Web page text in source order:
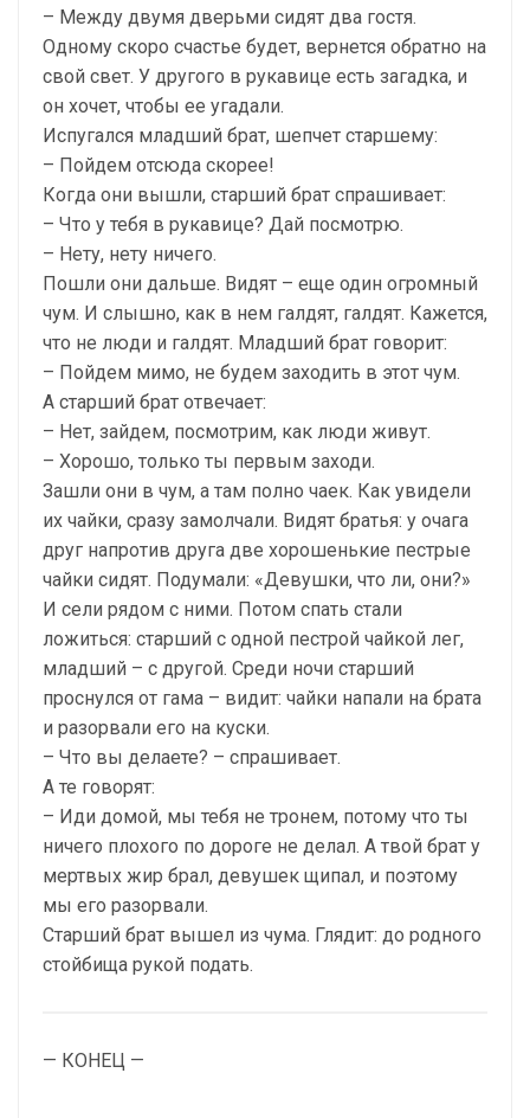
– Между двумя дверьми сидят два гостя.
Одному скоро счастье будет, вернется обратно на
свой свет. У другого в рукавице есть загадка, и
он хочет, чтобы ее угадали.
Испугался младший брат, шепчет старшему:
– Пойдем отсюда скорее!
Когда они вышли, старший брат спрашивает:
– Что у тебя в рукавице? Дай посмотрю.
– Нету, нету ничего.
Пошли они дальше. Видят – еще один огромный
чум. И слышно, как в нем галдят, галдят. Кажется,
что не люди и галдят. Младший брат говорит:
– Пойдем мимо, не будем заходить в этот чум.
А старший брат отвечает:
– Нет, зайдем, посмотрим, как люди живут.
– Хорошо, только ты первым заходи.
Зашли они в чум, а там полно чаек. Как увидели
их чайки, сразу замолчали. Видят братья: у очага
друг напротив друга две хорошенькие пестрые
чайки сидят. Подумали: «Девушки, что ли, они?»
И сели рядом с ними. Потом спать стали
ложиться: старший с одной пестрой чайкой лег,
младший – с другой. Среди ночи старший
проснулся от гама – видит: чайки напали на брата
и разорвали его на куски.
– Что вы делаете? – спрашивает.
А те говорят:
– Иди домой, мы тебя не тронем, потому что ты
ничего плохого по дороге не делал. А твой брат у
мертвых жир брал, девушек щипал, и поэтому
мы его разорвали.
Старший брат вышел из чума. Глядит: до родного
стойбища рукой подать.
— КОНЕЦ —